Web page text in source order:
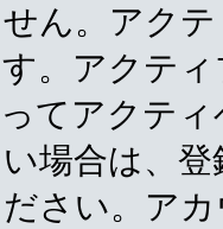
ん。アク
。アクテ
てアクテ
場合は、
さい。ア